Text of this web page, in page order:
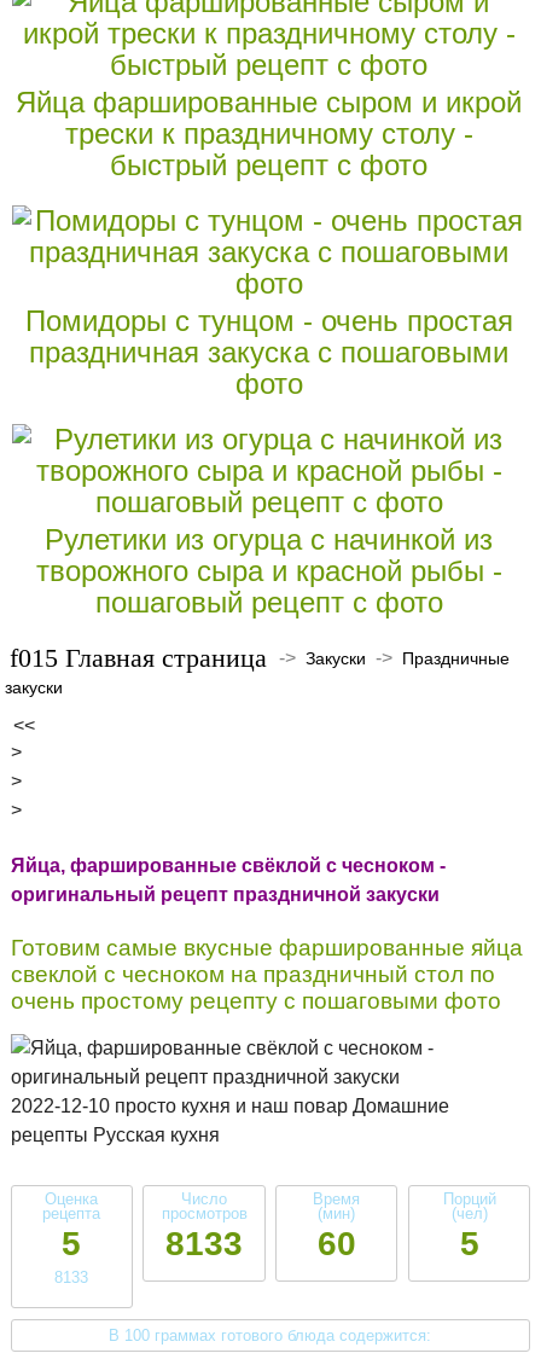
Яйца фаршированные сыром и икрой
трески к праздничному столу -
быстрый рецепт с фото
Помидоры с тунцом - очень простая
праздничная закуска с пошаговыми
фото
Рулетики из огурца с начинкой из
творожного сыра и красной рыбы -
пошаговый рецепт с фото
Главная страница ->Закуски -> Праздничные
закуски
<<
>
>
>
Яйца, фаршированные свёклой с чесноком -
оригинальный рецепт праздничной закуски
Готовим самые вкусные фаршированные яйца
свеклой с чесноком на праздничный стол по
очень простому рецепту с пошаговыми фото
2022-12-10 просто кухня и наш повар Домашние
рецепты Русская кухня
Оценка
рецепта
5
8133
Число
просмотров
8133
Время
(мин)
60
Порций
(чел)
5
В 100 граммах готового блюда содержится: